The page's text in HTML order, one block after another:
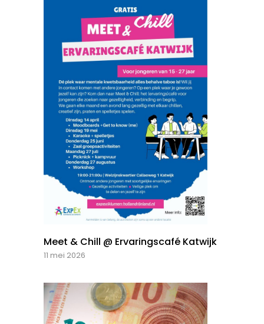
Meet & Chill @ Ervaringscafé Katwijk
11 mei 2026